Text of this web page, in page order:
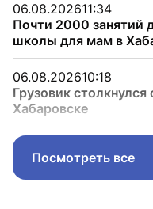
06.08.202611:34
Почти 2000 занятий
школы для мам в
06.08.202610:18
Грузовик
Хабаровске
Посмотреть все